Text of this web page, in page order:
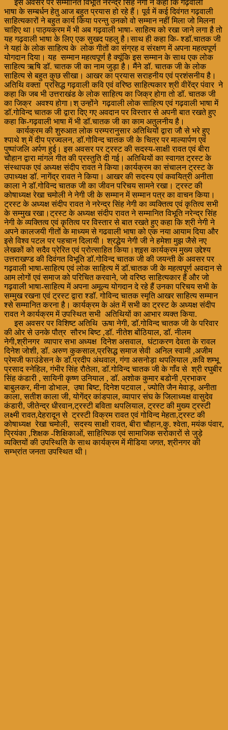
इस अवसर पर सम्मानित विभूति नरेन्द्र सिंह नेगी ने कहा कि गढ़वाली
भाषा के सम्बर्धन हेतु आज बहुत प्रयास हो रहे हैं। पूर्व में कई दिवंगत गढ़वाली
साहित्यकारों ने बहुत कार्य किया परन्तु उनको वो सम्मान नहीं मिला जो मिलना
चाहिए था।पाठ्यक्रम में भी अब गढ़वाली भाषा- साहित्य को रखा जाने लगा है तो
यह गढ़वाली भाषा के लिए एक सुखद पहलु है।साथ ही कहा कि- श्डॉ.चातक जी
ने यहां के लोक साहित्य के लोक गीतों का संग्रह व संरक्षण में अपना महत्वपूर्ण
योगदान दिया। यह सम्मान महत्वपूर्ण है क्यूंकि इस सम्मान के साथ एक लोक
साहित्य ऋषि डॉ. चातक जी का नाम जुड़ा है। मैंने डॉ. चातक जी के लोक
साहित्य से बहुत कुछ सीखा। आखर का प्रयास सराहनीय एवं प्रशंसनीय है।
अतिथि वक्ता प्रसिद्ध गढ़वाली कवि एवं वरिष्ठ साहित्यकार श्री वीरेंद्र पंवार ने
कहा कि जब भी उत्तराखंड के लोक साहित्य का जिक्र होगा तो डॉ. चातक जी
का जिक्र अवश्य होगा।श् उन्होंने गढ़वाली लोक साहित्य एवं गढ़वाली भाषा में
डॉ.गोविन्द चातक जी द्वारा दिए गए अवदान पर विस्तार से अपनी बात रखते हुए
कहा कि-गढ़वाली भाषा में भी डॉ.चातक जी का काम अतुलनीय है।
कार्यक्रम की शुरुआत लोक परम्परानुसार अतिथियों द्वारा जौ से भरे हुए
श्पाथे श् में दीप प्रज्वलन, डॉ.गोविन्द चातक जी के चित्र पर माल्यार्पण एवं
पुष्पांजलि अर्पण हुई। इस अवसर पर ट्रस्ट की सदस्य-साक्षी रावत एवं बीरा
चौहान द्वारा मांगल गीत की प्रस्तुति दी गई। अतिथियों का स्वागत ट्रस्ट के
संस्थापक एवं अध्यक्ष संदीप रावत ने किया।कार्यक्रम का संचालन ट्रस्ट के
उपाध्यक्ष डॉ. नागेंद्र रावत ने किया। आखर की सदस्य एवं कवयित्री अनीता
काला ने डॉ.गोविन्द चातक जी का जीवन परिचय सामने रखा। ट्रस्ट की
कोषाध्यक्ष रेखा चमोली ने नेगी जी के सम्मान में सम्मान पत्र का वाचन किया।
ट्रस्ट के अध्यक्ष संदीप रावत ने नरेन्द्र सिंह नेगी का व्यक्तित्व एवं कृतित्व सभी
के सम्मुख रखा।ट्रस्ट के अध्यक्ष संदीप रावत ने सम्मानित विभूति नरेन्द्र सिंह
नेगी के व्यक्तित्व एवं कृतित्व पर विस्तार से बात रखते हुए कहा कि श्री नेगी ने
अपने कालजयी गीतों के माध्यम से गढवाली भाषा को एक नया आयाम दिया और
इसे विश्व पटल पर पहचान दिलायी। श्रद्धेय नेगी जी ने हमेशा मुझ जैसे नए
लेखकों को सदैव प्रेरित एवं प्रोत्साहित किया।श्इस कार्यक्रम मुख्य उद्देश्य
उत्तराखण्ड की दिवंगत विभूति डॉ.गोविन्द चातक जी की जयन्ती के अवसर पर
गढ़वाली भाषा-साहित्य एवं लोक साहित्य में डॉ.चातक जी के महत्वपूर्ण अवदान से
आम लोगों एवं समाज को परिचित करवाने, जो वरिष्ठ साहित्यकार हैं और जो
गढ़वाली भाषा-साहित्य में अपना अमूल्य योगदान दे रहे हैं उनका परिचय सभी के
सम्मुख रखना एवं ट्रस्ट द्वारा श्डॉ. गोविन्द चातक स्मृति आखर साहित्य सम्मान
श्से सम्मानित करना है। कार्यक्रम के अंत में सभी का ट्रस्ट के अध्यक्ष संदीप
रावत ने कार्यक्रम में उपस्थित सभी अतिथियों का आभार व्यक्त किया.
इस अवसर पर विशिष्ट अतिथि ऊषा नेगी, डॉ.गोविन्द चातक जी के परिवार
की ओर से उनके पौत्र सौरभ बिष्ट ,डॉ. नीतेश बोंठियाल, डॉ. नीलम
नेगी,श्रीनगर व्यापार सभा अध्यक्ष दिनेश असवाल, घंटाकरण देवता के रावल
दिनेश जोशी, डॉ. अरुण कुकसाल,प्रसिद्ध समाज सेवी अनिल स्वामी ,अजीम
प्रेमजी फाउंडेसन के डॉ.प्रदीप अंथवाल, गंगा असनोड़ा थपलियाल ,कवि शम्भू
प्रसाद स्नेहिल, गंभीर सिंह रौतेला, डॉ.गोविन्द चातक जी के गाँव से श्री रघुबीर
सिंह कंडारी , सायिनी कृष्ण उनियाल , डॉ. अशोक कुमार बडोनी ,प्रभाकर
बाबुलकर, मीना डोभाल, उषा बिष्ट, दिनेश पटवाल , ज्योति जैन मेवाड़, अनीता
काला, सतीश काला जी, योगेंद्र कांडपाल, व्यापार संघ के जिलाध्यक्ष वासुदेव
कंडारी, जीतेन्द्र धीरवान,ट्रस्टी बविता थपलियाल, ट्रस्ट की मुख्य ट्रस्टी
लक्ष्मी रावत,देहरादून से ट्रस्टी विक्रम रावत एवं गोविन्द मेहता,ट्रस्ट की
कोषाध्यक्ष रेखा चमोली, सदस्य साक्षी रावत, बीरा चौहान,कु. श्वेता, मयंक पंवार,
प्रियंका ,शिक्षक -शिक्षिकाओं, साहित्यिक एवं सामाजिक सरोकारों से जुड़े
व्यक्तियों की उपस्थिति के साथ कार्यक्रम में मीडिया जगत, श्रीनगर की
सम्भ्रांत जनता उपस्थित थी।